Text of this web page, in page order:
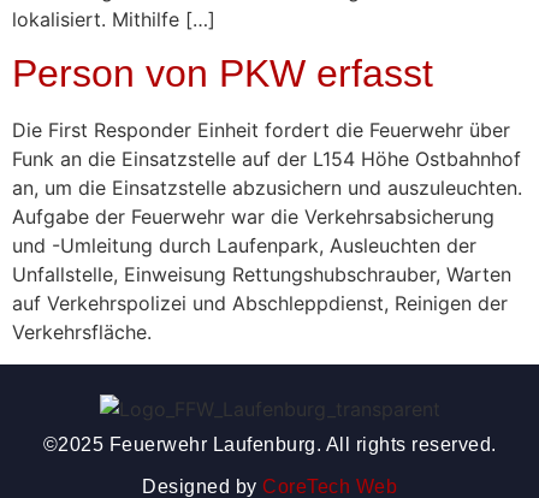
lokalisiert. Mithilfe […]
Person von PKW erfasst
Die First Responder Einheit fordert die Feuerwehr über
Funk an die Einsatzstelle auf der L154 Höhe Ostbahnhof
an, um die Einsatzstelle abzusichern und auszuleuchten.
Aufgabe der Feuerwehr war die Verkehrsabsicherung
und -Umleitung durch Laufenpark, Ausleuchten der
Unfallstelle, Einweisung Rettungshubschrauber, Warten
auf Verkehrspolizei und Abschleppdienst, Reinigen der
Verkehrsfläche.
©2025 Feuerwehr Laufenburg. All rights reserved.
Designed by CoreTech Web